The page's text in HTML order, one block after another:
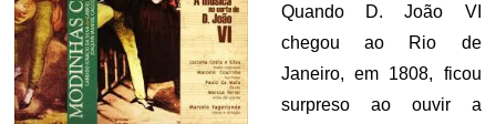
Quando D. João VI
chegou ao Rio de
Janeiro, em 1808, ficou
surpreso ao ouvir a